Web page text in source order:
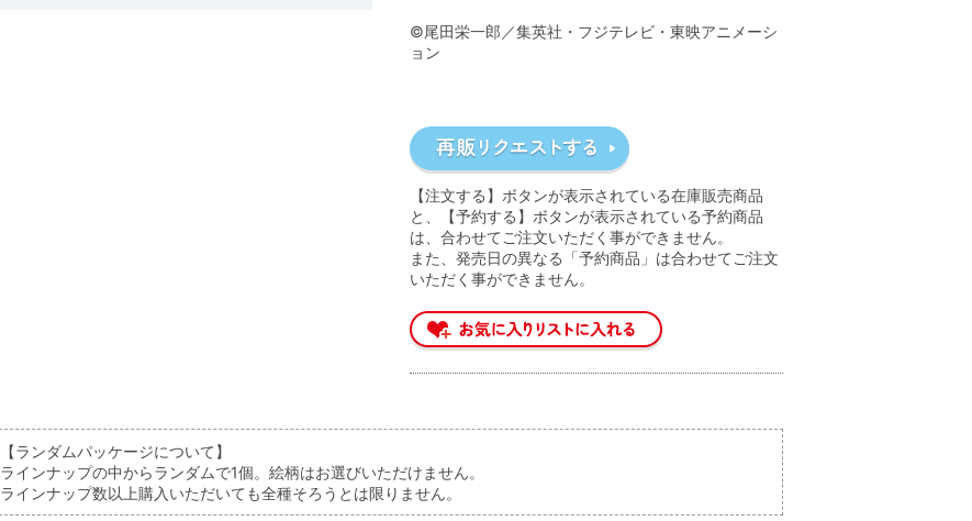
©尾田栄一郎／集英社・フジテレビ・東映アニメーシ
ョン
【注文する】ボタンが表示されている在庫販売商品
と、【予約する】ボタンが表示されている予約商品
は、合わせてご注文いただく事ができません。
また、発売日の異なる「予約商品」は合わせてご注文
いただく事ができません。
【ランダムパッケージについて】
ラインナップの中からランダムで1個。絵柄はお選びいただけません。
ラインナップ数以上購入いただいても全種そろうとは限りません。